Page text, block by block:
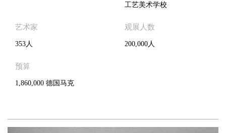
工艺美术学校
艺术家
353人
观展人数
200,000人
预算
1,860,000 德国马克